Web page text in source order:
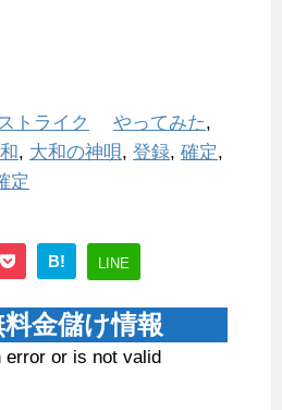
トライク やってみた,
, 大和の神唄, 登録, 確定,
定
B! LINE
金儲け情報
error or is not valid